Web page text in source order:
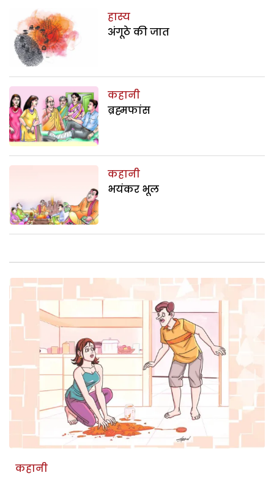
हास्य
अंगूठे की जात
कहानी
ब्रह्मफांस
कहानी
भयंकर भूल
कहानी